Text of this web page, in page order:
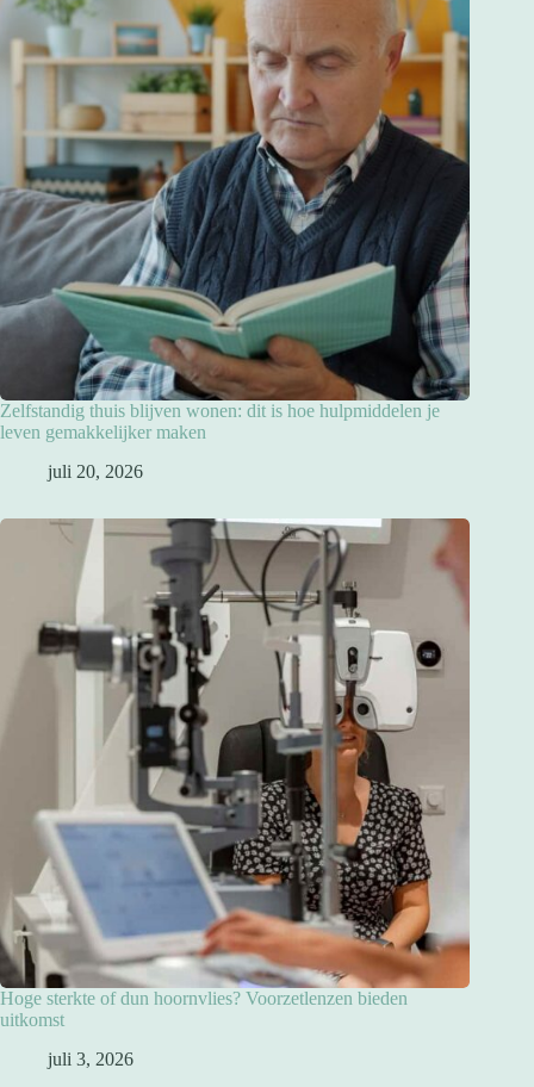
Zelfstandig thuis blijven wonen: dit is hoe hulpmiddelen je
leven gemakkelijker maken
juli 20, 2026
Hoge sterkte of dun hoornvlies? Voorzetlenzen bieden
uitkomst
juli 3, 2026